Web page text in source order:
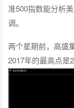
准500指数能分析
调。
两个星期前，高盛
2017年的最高点是